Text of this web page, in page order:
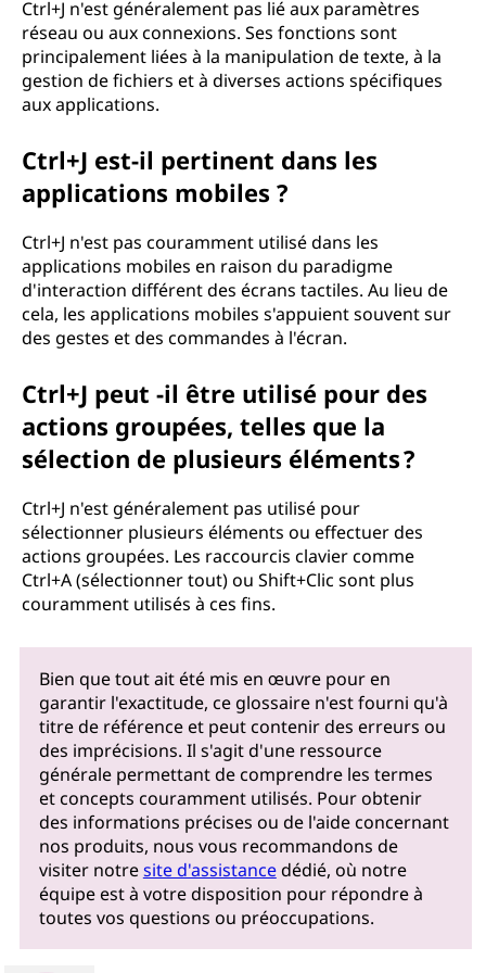
Ctrl+J n'est généralement pas lié aux paramètres
réseau ou aux connexions. Ses fonctions sont
principalement liées à la manipulation de texte, à la
gestion de fichiers et à diverses actions spécifiques
aux applications.
Ctrl+J est-il pertinent dans les
applications mobiles ?
Ctrl+J n'est pas couramment utilisé dans les
applications mobiles en raison du paradigme
d'interaction différent des écrans tactiles. Au lieu de
cela, les applications mobiles s'appuient souvent sur
des gestes et des commandes à l'écran.
Ctrl+J peut -il être utilisé pour des
actions groupées, telles que la
sélection de plusieurs éléments ?
Ctrl+J n'est généralement pas utilisé pour
sélectionner plusieurs éléments ou effectuer des
actions groupées. Les raccourcis clavier comme
Ctrl+A (sélectionner tout) ou Shift+Clic sont plus
couramment utilisés à ces fins.
Bien que tout ait été mis en œuvre pour en
garantir l'exactitude, ce glossaire n'est fourni qu'à
titre de référence et peut contenir des erreurs ou
des imprécisions. Il s'agit d'une ressource
générale permettant de comprendre les termes
et concepts couramment utilisés. Pour obtenir
des informations précises ou de l'aide concernant
nos produits, nous vous recommandons de
visiter notresite d'assistancedédié, où notre
équipe est à votre disposition pour répondre à
toutes vos questions ou préoccupations.